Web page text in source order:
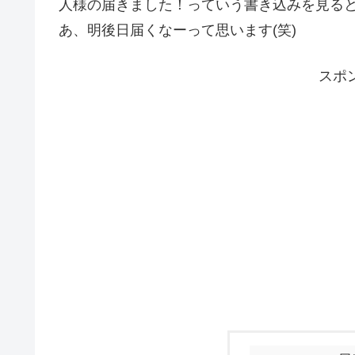
人様の届きました！っていう書き込みを見ると
あ、明後日届くなーって思います(笑)
スポ